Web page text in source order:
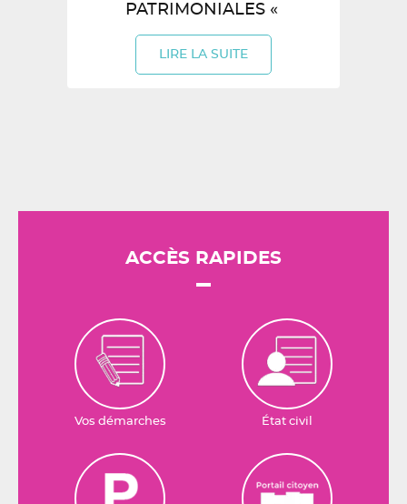
PATRIMONIALES «
LIRE LA SUITE
ACCÈS RAPIDES
Vos démarches État civil